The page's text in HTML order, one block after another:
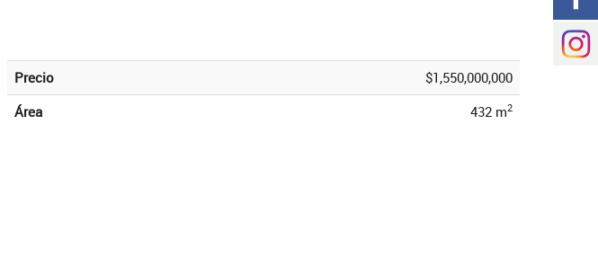
Precio
$1,550,000,000
Área
432 m2